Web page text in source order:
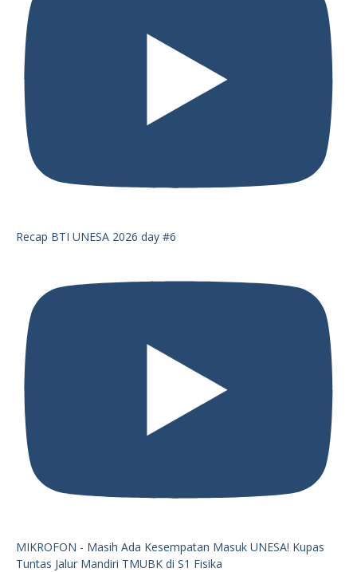
Recap BTI UNESA 2026 day #6
MIKROFON - Masih Ada Kesempatan Masuk UNESA! Kupas
Tuntas Jalur Mandiri TMUBK di S1 Fisika